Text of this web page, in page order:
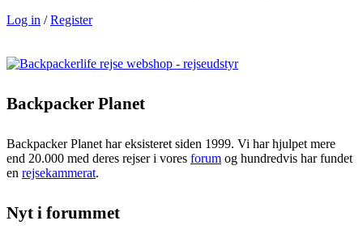
Log in /Register
Backpacker Planet
Backpacker Planet har eksisteret siden 1999. Vi har hjulpet mere
end 20.000 med deres rejser i vores forum og hundredvis har fundet
en rejsekammerat.
Nyt i forummet